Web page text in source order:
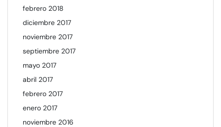
febrero 2018
diciembre 2017
noviembre 2017
septiembre 2017
mayo 2017
abril 2017
febrero 2017
enero 2017
noviembre 2016